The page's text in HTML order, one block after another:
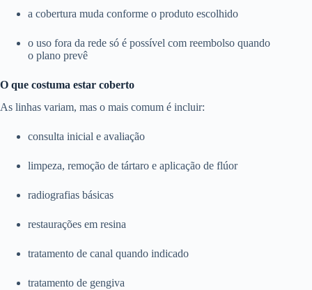
a cobertura muda conforme o produto escolhido
o uso fora da rede só é possível com reembolso quando
o plano prevê
O que costuma estar coberto
As linhas variam, mas o mais comum é incluir:
consulta inicial e avaliação
limpeza, remoção de tártaro e aplicação de flúor
radiografias básicas
restaurações em resina
tratamento de canal quando indicado
tratamento de gengiva